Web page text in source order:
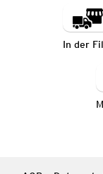
In der